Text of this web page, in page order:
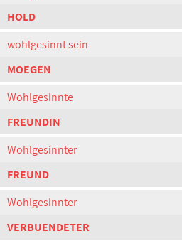
HOLD
wohlgesinnt sein
MOEGEN
Wohlgesinnte
FREUNDIN
Wohlgesinnter
FREUND
Wohlgesinnter
VERBUENDETER